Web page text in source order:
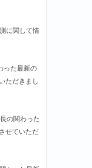
に関して情
った最新の
ただきまし
の関わった
せていただ